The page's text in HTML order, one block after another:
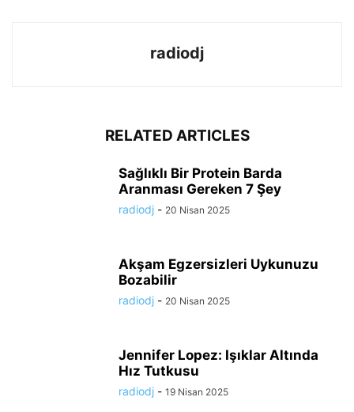
radiodj
RELATED ARTICLES
Sağlıklı Bir Protein Barda
Aranması Gereken 7 Şey
radiodj - 20 Nisan 2025
Akşam Egzersizleri Uykunuzu
Bozabilir
radiodj - 20 Nisan 2025
Jennifer Lopez: Işıklar Altında
Hız Tutkusu
radiodj - 19 Nisan 2025